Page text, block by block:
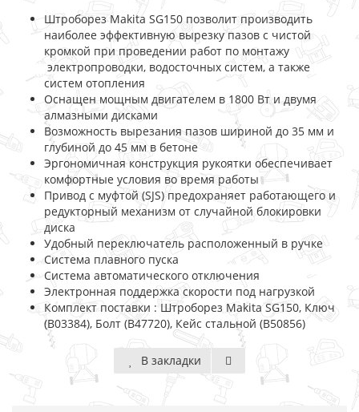
Штроборез Makita SG150 позволит производить
наиболее эффективную вырезку пазов с чистой
кромкой при проведении работ по монтажу
электропроводки, водосточных систем, а также
систем отопления
Оснащен мощным двигателем в 1800 Вт и двумя
алмазными дисками
Возможность вырезания пазов шириной до 35 мм и
глубиной до 45 мм в бетоне
Эргономичная конструкция рукоятки обеспечивает
комфортные условия во время работы
Привод с муфтой (SJS) предохраняет работающего и
редукторный механизм от случайной блокировки
диска
Удобный переключатель расположенный в ручке
Система плавного пуска
Система автоматического отключения
Электронная поддержка скорости под нагрузкой
Комплект поставки : Штроборез Makita SG150, Ключ
(B03384), Болт (B47720), Кейс стальной (B50856)
В закладки